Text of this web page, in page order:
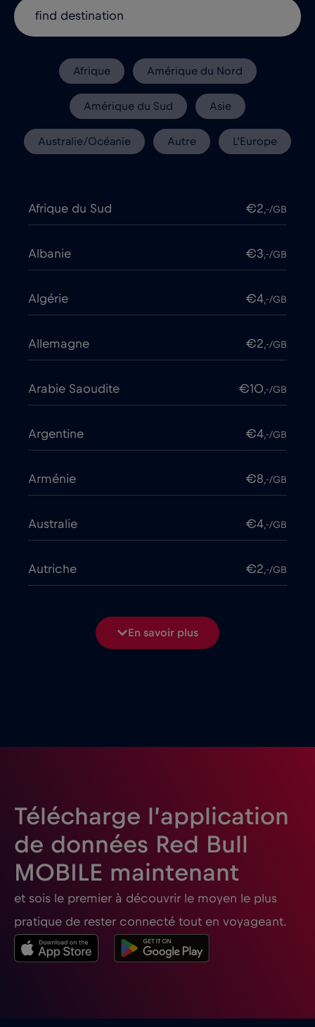
Afrique Amérique du Nord
Amérique du Sud Asie
Australie/Océanie Autre L’Europe
Afrique du Sud €2,-/GB
Albanie €3,-/GB
Algérie €4,-/GB
Allemagne €2,-/GB
Arabie Saoudite €10,-/GB
Argentine €4,-/GB
Arménie €8,-/GB
Australie €4,-/GB
Autriche €2,-/GB
Belgique €2,-/GB
Brésil €4
Bulgarie
Canada €4
En savoir plus
Télécharge l’application
de données Red Bull
MOBILE maintenant
et sois le premier à découvrir le moyen le plus
pratique de rester connecté tout en voyageant.